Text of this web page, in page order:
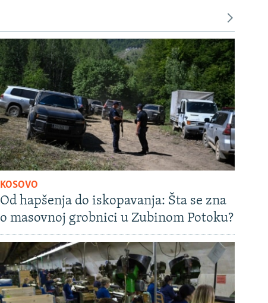
KOSOVO
Od hapšenja do iskopavanja: Šta se zna
o masovnoj grobnici u Zubinom Potoku?